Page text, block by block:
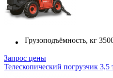
Грузоподъёмность, кг
Запрос цены
Телескопический погрузчик